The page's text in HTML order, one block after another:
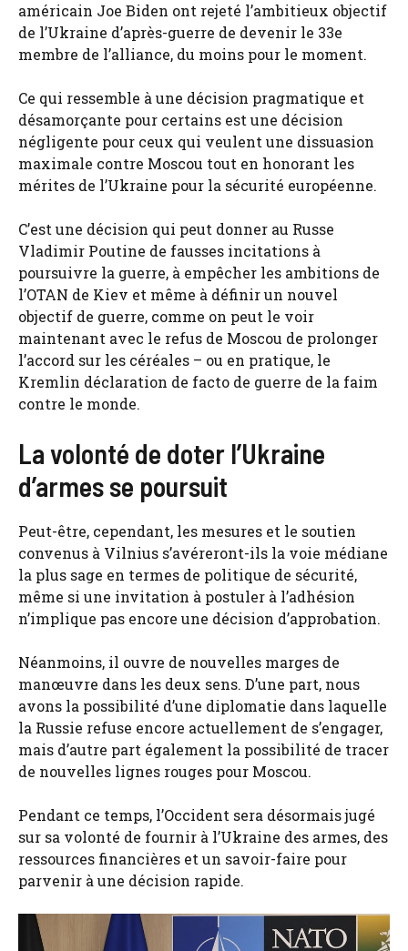
américain Joe Biden ont rejeté l’ambitieux objectif
de l’Ukraine d’après-guerre de devenir le 33e
membre de l’alliance, du moins pour le moment.
Ce qui ressemble à une décision pragmatique et
désamorçante pour certains est une décision
négligente pour ceux qui veulent une dissuasion
maximale contre Moscou tout en honorant les
mérites de l’Ukraine pour la sécurité européenne.
C’est une décision qui peut donner au Russe
Vladimir Poutine de fausses incitations à
poursuivre la guerre, à empêcher les ambitions de
l’OTAN de Kiev et même à définir un nouvel
objectif de guerre, comme on peut le voir
maintenant avec le refus de Moscou de prolonger
l’accord sur les céréales – ou en pratique, le
Kremlin déclaration de facto de guerre de la faim
contre le monde.
La volonté de doter l’Ukraine
d’armes se poursuit
Peut-être, cependant, les mesures et le soutien
convenus à Vilnius s’avéreront-ils la voie médiane
la plus sage en termes de politique de sécurité,
même si une invitation à postuler à l’adhésion
n’implique pas encore une décision d’approbation.
Néanmoins, il ouvre de nouvelles marges de
manœuvre dans les deux sens. D’une part, nous
avons la possibilité d’une diplomatie dans laquelle
la Russie refuse encore actuellement de s’engager,
mais d’autre part également la possibilité de tracer
de nouvelles lignes rouges pour Moscou.
Pendant ce temps, l’Occident sera désormais jugé
sur sa volonté de fournir à l’Ukraine des armes, des
ressources financières et un savoir-faire pour
parvenir à une décision rapide.